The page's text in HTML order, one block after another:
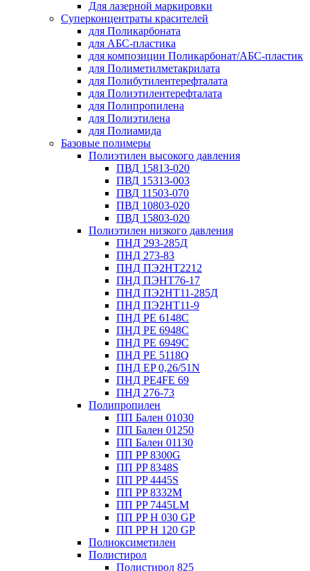
Для лазерной маркировки
Суперконцентраты красителей
для Поликарбоната
для АБС-пластика
для композиции Поликарбонат/АБС-пластик
для Полиметилметакрилата
для Полибутилентерефталата
для Полиэтилентерефталата
для Полипропилена
для Полиэтилена
для Полиамида
Базовые полимеры
Полиэтилен высокого давления
ПВД 15813-020
ПВД 15313-003
ПВД 11503-070
ПВД 10803-020
ПВД 15803-020
Полиэтилен низкого давления
ПНД 293-285Д
ПНД 273-83
ПНД ПЭ2НТ2212
ПНД ПЭНТ76-17
ПНД ПЭ2НТ11-285Д
ПНД ПЭ2НТ11-9
ПНД PE 6148C
ПНД PE 6948C
ПНД PE 6949C
ПНД PE 5118Q
ПНД EP 0,26/51N
ПНД PE4FE 69
ПНД 276-73
Полипропилен
ПП Бален 01030
ПП Бален 01250
ПП Бален 01130
ПП PP 8300G
ПП PP 8348S
ПП PP 4445S
ПП PP 8332M
ПП PP 7445LM
ПП PP H 030 GP
ПП PP H 120 GP
Полиоксиметилен
Полистирол
Полистирол 825